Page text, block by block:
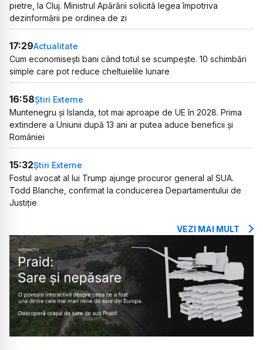
pietre, la Cluj. Ministrul Apărării solicită legea împotriva
dezinformării pe ordinea de zi
17:29Actualitate
Cum economisești bani când totul se scumpește. 10 schimbări
simple care pot reduce cheltuielile lunare
16:58Știri Externe
Muntenegru și Islanda, tot mai aproape de UE în 2028. Prima
extindere a Uniunii după 13 ani ar putea aduce beneficii și
României
15:32Știri Externe
Fostul avocat al lui Trump ajunge procuror general al SUA.
Todd Blanche, confirmat la conducerea Departamentului de
Justiție
VEZI MAI MULT